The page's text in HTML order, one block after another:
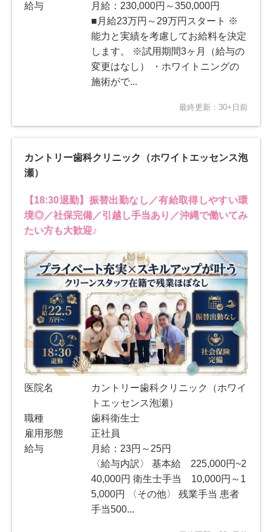
給与
月給：230,000円～350,000円
■月給23万円～29万円スタート ※
能力と実績を考慮してお給料を決定
します。 ※試用期間3ヶ月（給与の
変更はなし） ・ホワイトニングの
施術がで...
最終更新：30+日前
カントリー歯科クリニック（ホワイトエッセンス泡
瀬）
【18:30退勤】振替出勤なし／有給取得しやすい環
境◎／社保完備／引越し手当あり／沖縄で働いてみ
たい方も大歓迎♪
医院名
カントリー歯科クリニック（ホワイ
トエッセンス泡瀬）
職種
歯科衛生士
雇用形態
正社員
給与
月給：23円～25円
〈給与内訳〉 基本給 225,000円~2
40,000円 衛生士手当 10,000円～1
5,000円 〈その他〉 残業手当 患者
手当500...